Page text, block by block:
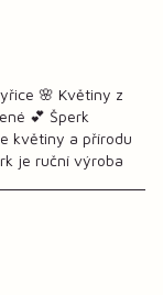
🌸 Květiny z
💕 Šperk
květiny a přírodu
je ruční výroba